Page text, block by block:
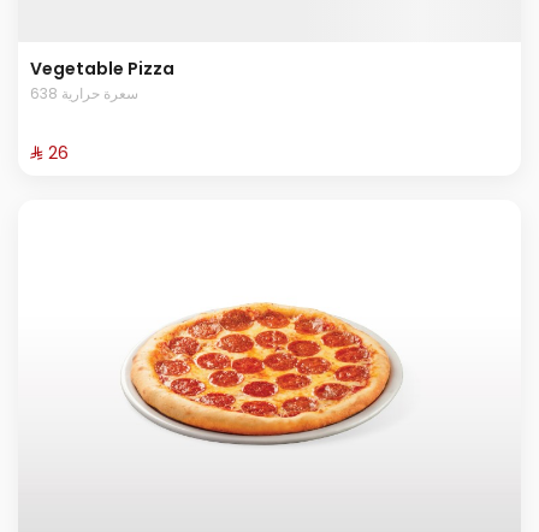
Vegetable Pizza
638 سعرة حرارية
⁨⁦‪‬ 26⁩